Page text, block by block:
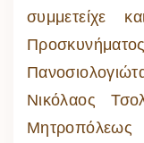
συμμετείχε
Νικόλαος